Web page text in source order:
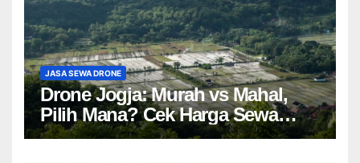
JASA SEWA DRONE
Drone Jogja: Murah vs Mahal,
Pilih Mana? Cek Harga Sewa
Drone Yogyakarta!